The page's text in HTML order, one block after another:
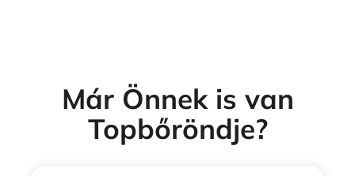
Már Önnek is van
Topbőröndje?